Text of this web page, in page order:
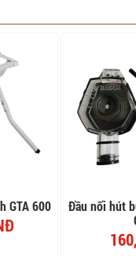
GTA 600
Đầu nối hút